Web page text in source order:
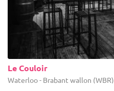
Le Couloir
Waterloo - Brabant wallon (WBR)